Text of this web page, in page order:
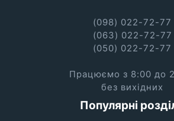
(098) 022-72-77
(063) 022-72-77
(050) 022-72-77
Працюємо з 8:00 до
без вихідних
Популярні